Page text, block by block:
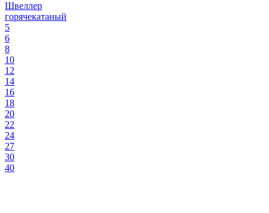
Швеллер
горячекатаный
5
6
8
10
12
14
16
18
20
22
24
27
30
40